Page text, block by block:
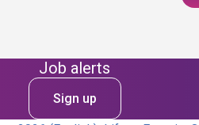
Job alerts
Sign up